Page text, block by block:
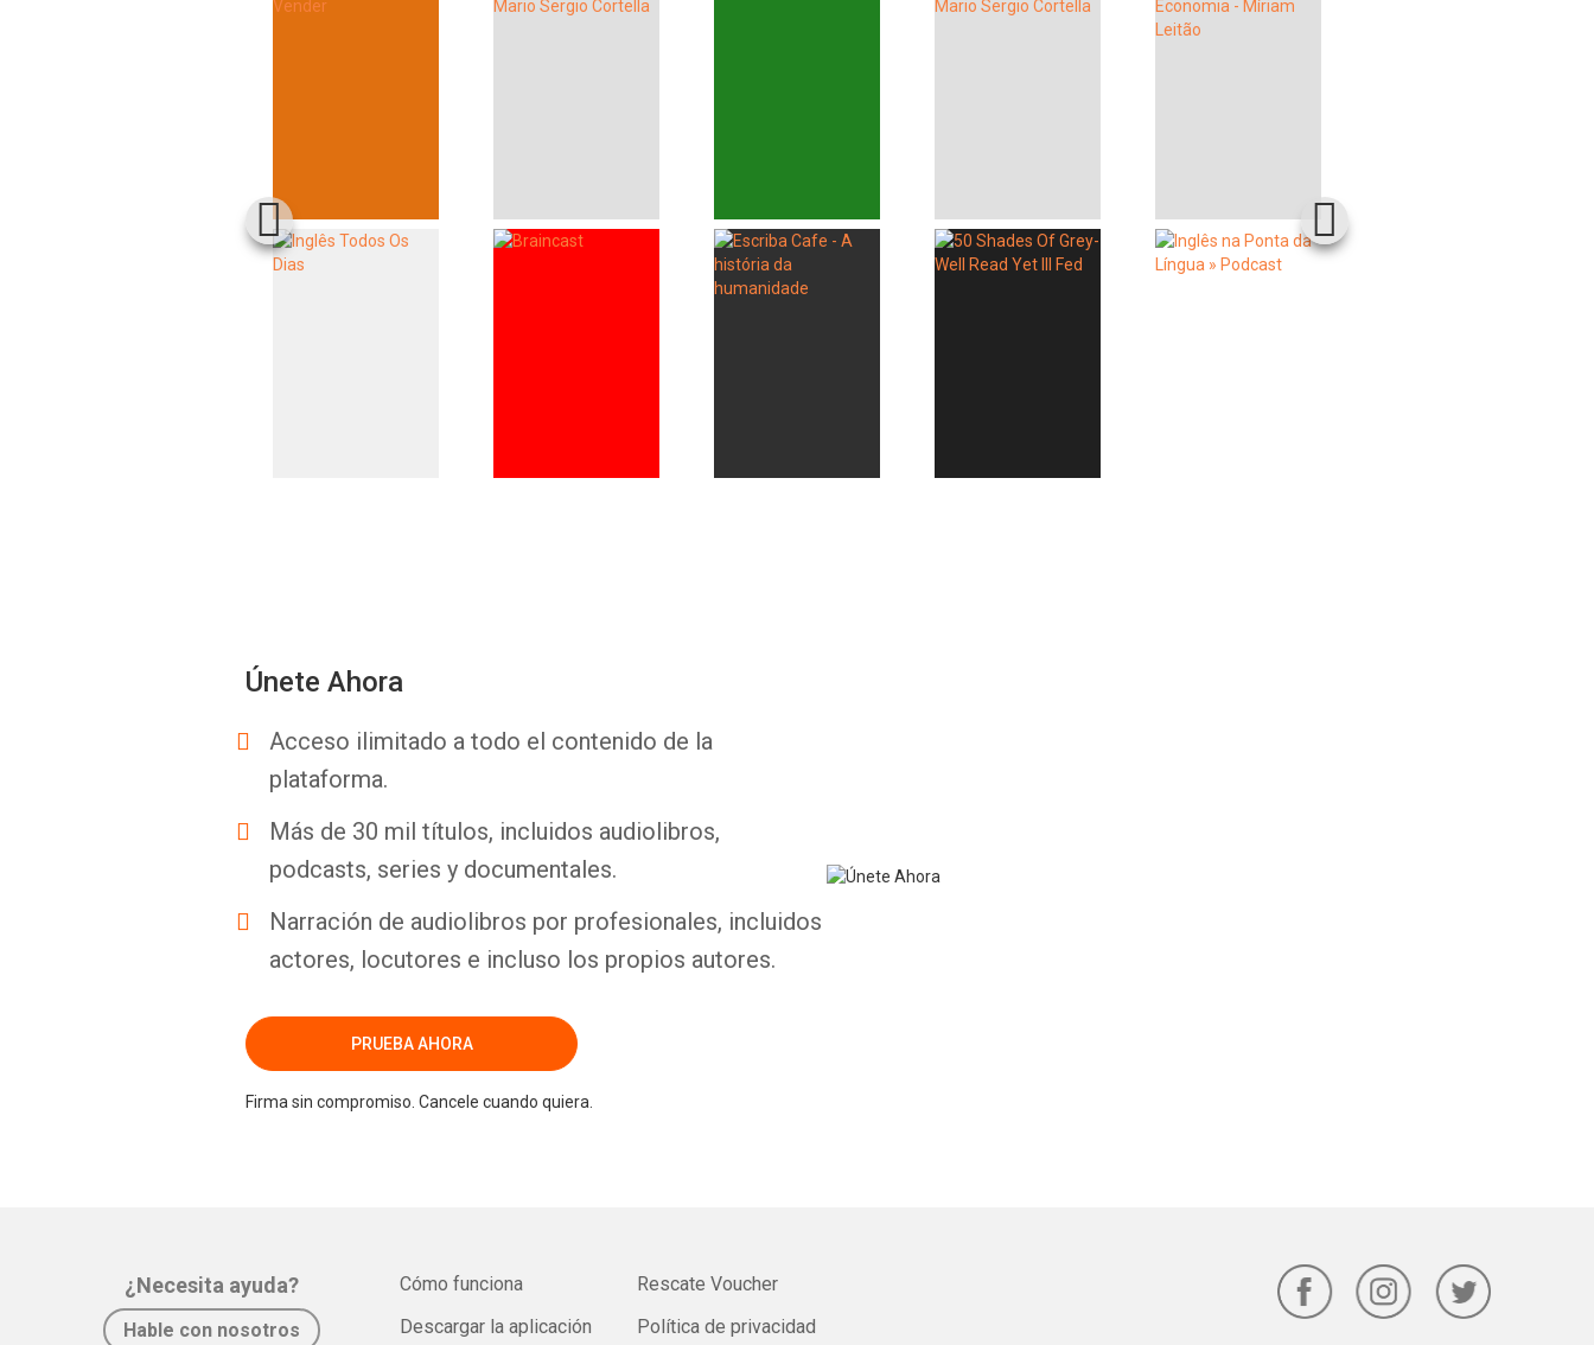
Únete Ahora
Acceso ilimitado a todo el contenido de la
plataforma.
Más de 30 mil títulos, incluidos audiolibros,
podcasts, series y documentales.
Narración de audiolibros por profesionales, incluidos
actores, locutores e incluso los propios autores.
PRUEBA AHORA
Firma sin compromiso. Cancele cuando quiera.
¿Necesita ayuda?
Hable con nosotros
Cómo funciona
Descargar la aplicación
Rescate Voucher
Política de privacidad